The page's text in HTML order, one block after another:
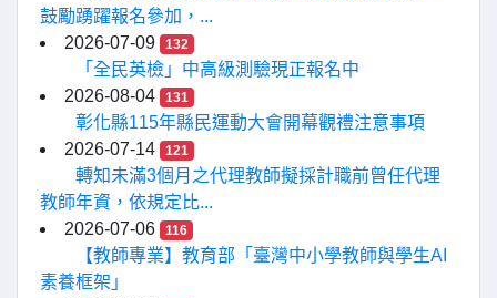
鼓勵踴躍報名參加，...
2026-07-09
132
「全民英檢」中高級測驗現正報名中
2026-08-04
131
彰化縣115年縣民運動大會開幕觀禮注意事項
2026-07-14
121
轉知未滿3個月之代理教師擬採計職前曾任代理
教師年資，依規定比...
2026-07-06
116
【教師專業】教育部「臺灣中小學教師與學生AI
素養框架」